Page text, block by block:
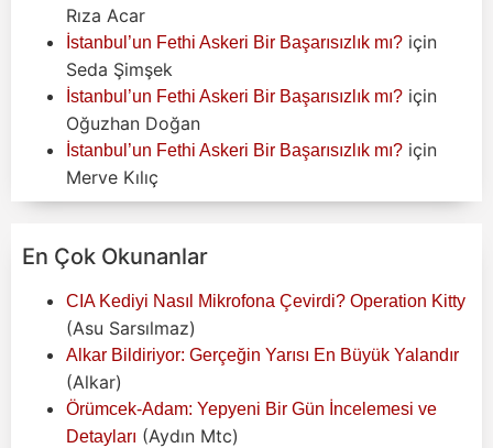
Rıza Acar
İstanbul’un Fethi Askeri Bir Başarısızlık mı? için
Seda Şimşek
İstanbul’un Fethi Askeri Bir Başarısızlık mı? için
Oğuzhan Doğan
İstanbul’un Fethi Askeri Bir Başarısızlık mı? için
Merve Kılıç
En Çok Okunanlar
CIA Kediyi Nasıl Mikrofona Çevirdi? Operation Kitty
(Asu Sarsılmaz)
Alkar Bildiriyor: Gerçeğin Yarısı En Büyük Yalandır
(Alkar)
Örümcek-Adam: Yepyeni Bir Gün İncelemesi ve
Detayları (Aydın Mtc)